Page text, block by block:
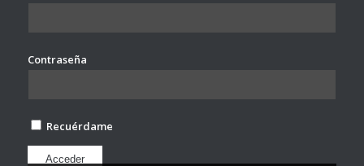
Contraseña
Recuérdame